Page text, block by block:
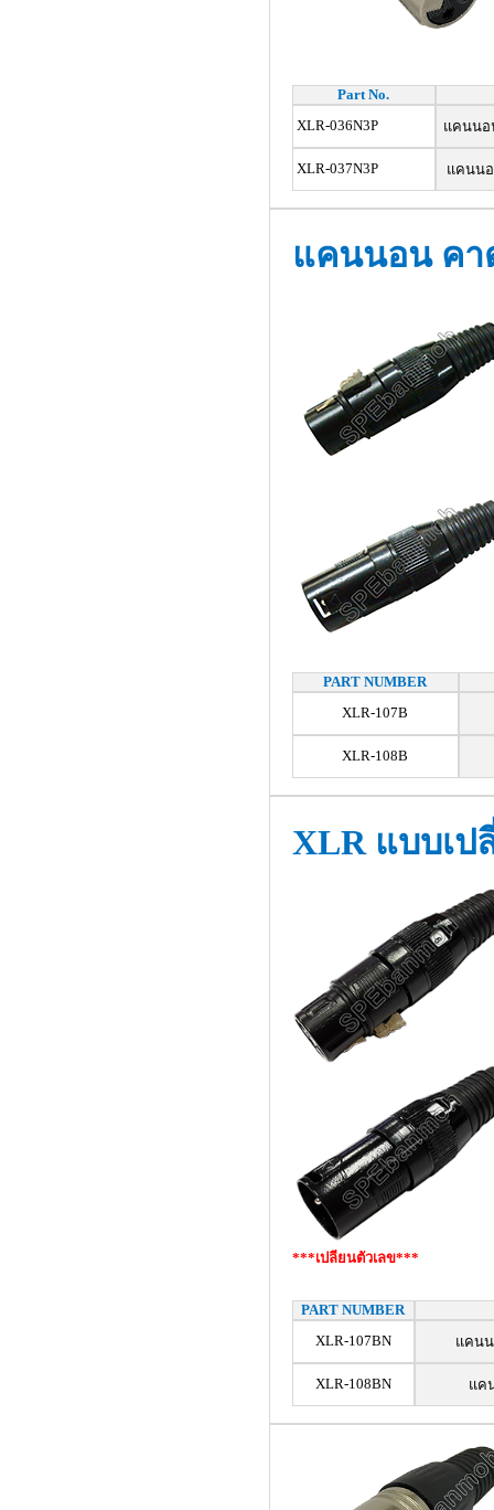
Part No.
XLR-036N3P
แคนนอ
XLR-037N3P แคนนอ
แคนนอน ค
PART NUMBER
XLR-107B
XLR-108B
XLR แบบเป
***เปลียนตัวเลข***
PART NUMBER
XLR-107BN
แคนน
XLR-108BN แค